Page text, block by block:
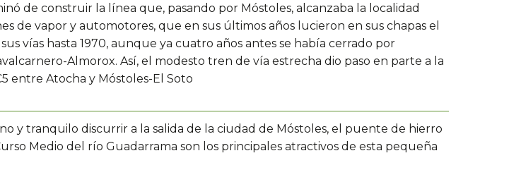
de construir la línea que, pasando por Móstoles, alcanzaba la localidad
de vapor y automotores, que en sus últimos años lucieron en sus chapas el
vías hasta 1970, aunque ya cuatro años antes se había cerrado por
Almorox. Así, el modesto tren de vía estrecha dio paso en parte a la
entre Atocha y Móstoles-El Soto
y tranquilo discurrir a la salida de la ciudad de Móstoles, el puente de hierro
Medio del río Guadarrama son los principales atractivos de esta pequeña